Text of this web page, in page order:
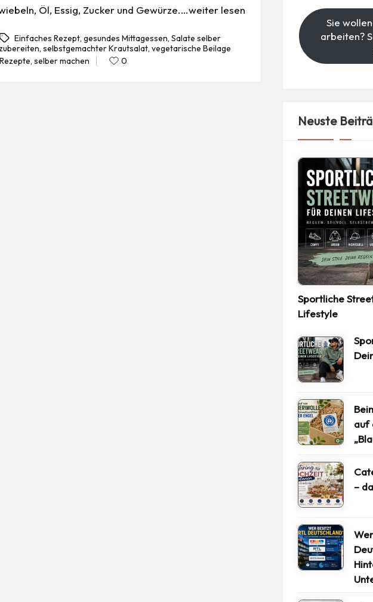
Öl, Essig, Zucker und Gewürze.…weiter lesen
Einfaches Rezept, gesundes Mittagessen, Salate selber
,selbstgemachter Krautsalat,vegetarische Beilage
, selber machen 0
Sie
arbeiten?
Neuste
Sportliche
Lifestyle
auf
–